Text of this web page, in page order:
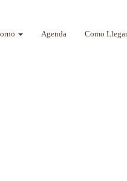
Agenda Como Llegar